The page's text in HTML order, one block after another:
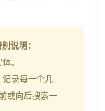
说明：
。
录每一个几
或向后搜索一